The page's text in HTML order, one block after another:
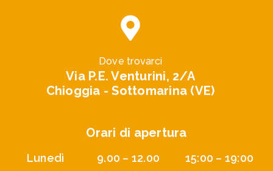
Via P.E. Venturini, 2/A
Chioggia - Sottomarina (VE)
Dove trovarci
Orari di apertura
Lunedì 9.00 – 12.00
15:00 – 19:00